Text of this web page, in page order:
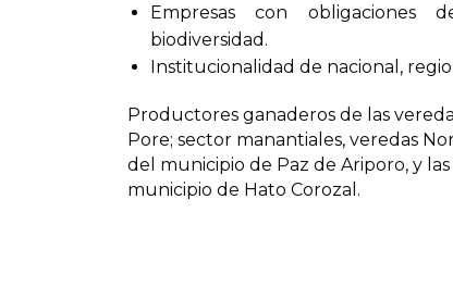
Empresas con obligaciones
biodiversidad.
Institucionalidad de nacional,
Productores ganaderos de las
Pore; sector manantiales, veredas
del municipio de Paz de Ariporo, y las
municipio de Hato Corozal.